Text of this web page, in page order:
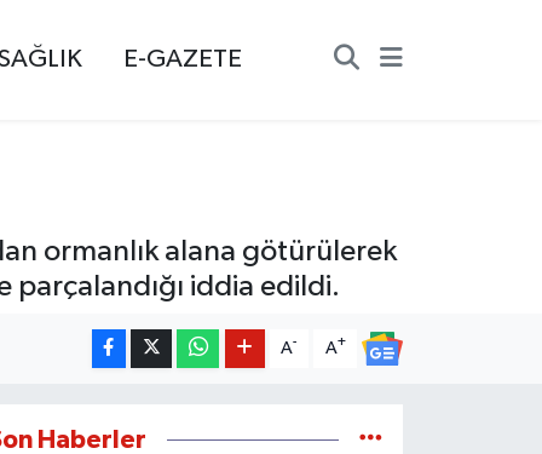
E-GAZETE
ormanlık alana götürülerek
parçalandığı iddia edildi.
A- A+
Haberler